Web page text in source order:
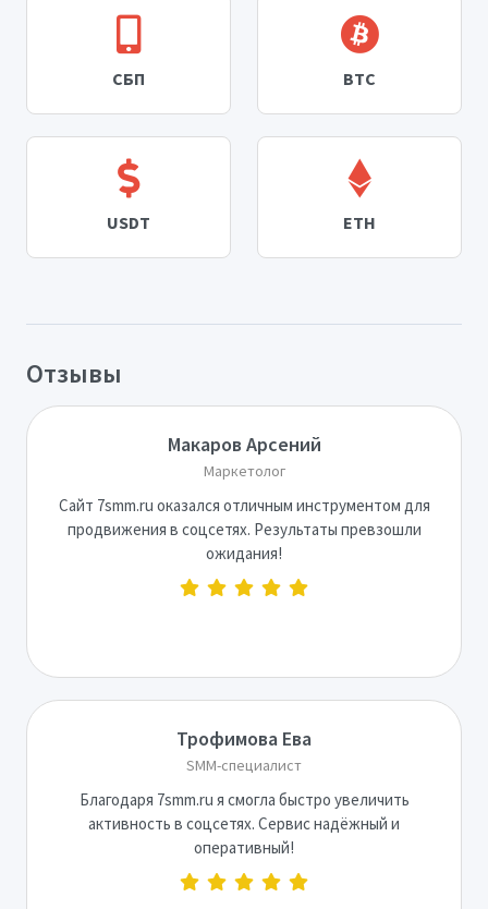
СБП BTC
USDT ETH
Отзывы
Макаров Арсений
Маркетолог
Сайт 7smm.ru оказался отличным инструментом для
продвижения в соцсетях. Результаты превзошли
ожидания!
Трофимова Ева
SMM-специалист
Благодаря 7smm.ru я смогла быстро увеличить
активность в соцсетях. Сервис надёжный и
оперативный!